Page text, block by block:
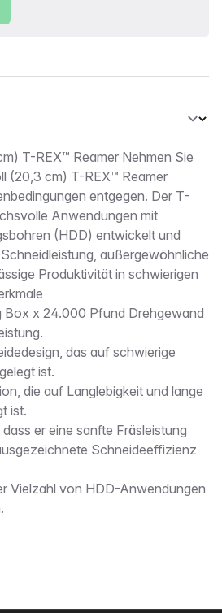
aus
T-REX™ Reamer Nehmen Sie
(20,3 cm) T-REX™ Reamer
entgegen. Der T-
Anwendungen mit
(HDD) entwickelt und
außergewöhnliche
Produktivität in schwierigen
Box x 24.000 Pfund Drehgewand
das auf schwierige
ist.
die auf Langlebigkeit und lange
ist.
er eine sanfte Fräsleistung
Schneideeffizienz
Vielzahl von HDD-Anwendungen